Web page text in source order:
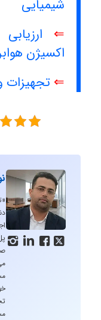
شیمیایی
⇐
اکسیژن
⇐
   